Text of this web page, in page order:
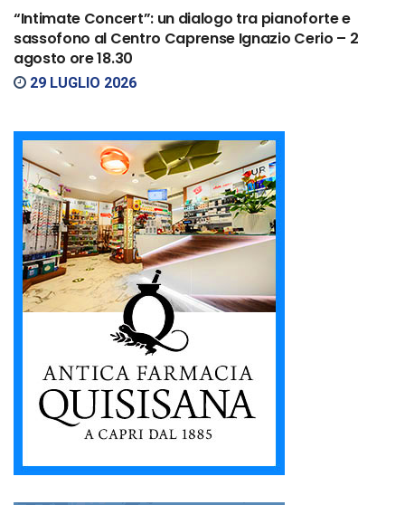
“Intimate Concert”: un dialogo tra pianoforte e
sassofono al Centro Caprense Ignazio Cerio – 2
agosto ore 18.30
29 LUGLIO 2026